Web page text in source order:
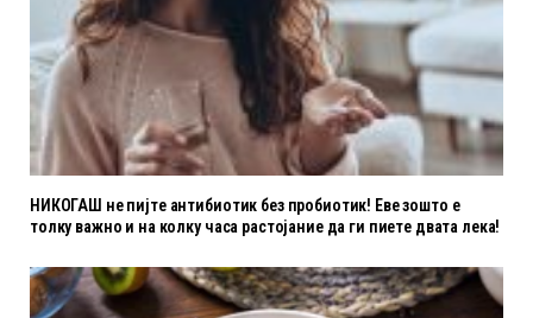
НИКОГАШ не пијте антибиотик без пробиотик! Еве зошто е
толку важно и на колку часа растојание да ги пиете двата лека!